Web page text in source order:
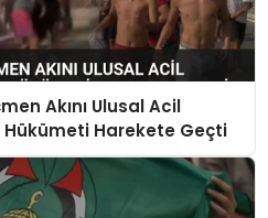
Akını Ulusal Acil
Hükümeti Harekete Geçti